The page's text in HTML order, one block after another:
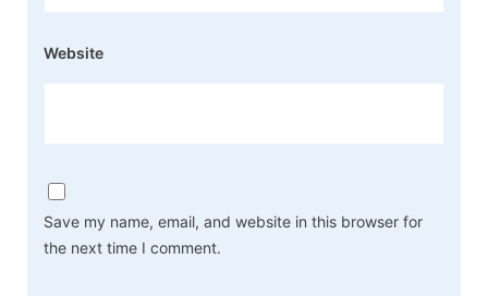
Website
Save my name, email, and website in this browser for
the next time I comment.